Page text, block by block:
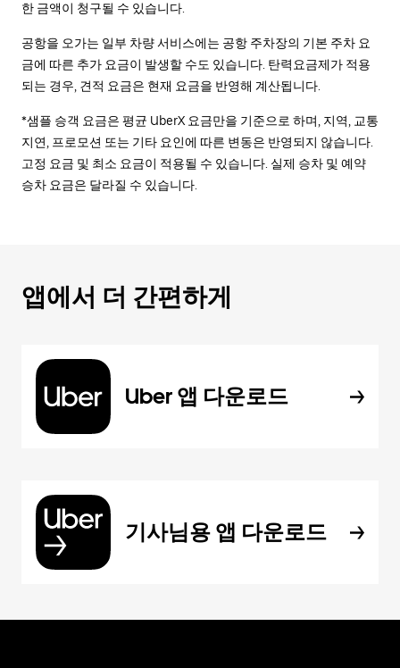
한 금액이 청구될 수 있습니다.
공항을 오가는 일부 차량 서비스에는 공항 주차장의 기본 주차 요
금에 따른 추가 요금이 발생할 수도 있습니다. 탄력요금제가 적용
되는 경우, 견적 요금은 현재 요금을 반영해 계산됩니다.
*샘플 승객 요금은 평균 UberX 요금만을 기준으로 하며, 지역, 교통
지연, 프로모션 또는 기타 요인에 따른 변동은 반영되지 않습니다.
고정 요금 및 최소 요금이 적용될 수 있습니다. 실제 승차 및 예약
승차 요금은 달라질 수 있습니다.
앱에서 더 간편하게
Uber 앱 다운로드
기사님용 앱 다운로드